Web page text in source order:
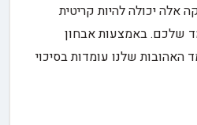
אלה יכולה להיות קריטית
שלכם. באמצעות אבחון
האהובות שלנו עומדות בסיכוי